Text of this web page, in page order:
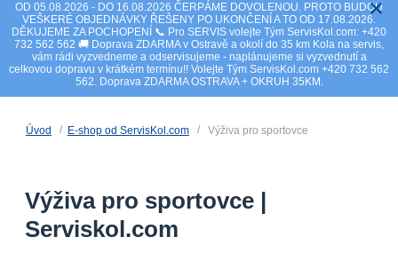
OD 05.08.2026 - DO 16.08.2026 ČERPÁME DOVOLENOU. PROTO BUDOU
VEŠKERÉ OBJEDNÁVKY ŘEŠENY PO UKONČENÍ A TO OD 17.08.2026.
DĚKUJEME ZA POCHOPENÍ 📞 Pro SERVIS volejte Tým ServisKol.com: +420
732 562 562 🚚 Doprava ZDARMA v Ostravě a okolí do 35 km Kola na servis,
vám rádi vyzvedneme a odservisujeme - naplánujeme si vyzvednutí a
celkovou dopravu v krátkém termínu!! Volejte Tým ServisKol.com +420 732 562
562. Doprava ZDARMA OSTRAVA + OKRUH 35KM.
Úvod E-shop od ServisKol.com Výživa pro sportovce
Výživa pro sportovce |
Serviskol.com